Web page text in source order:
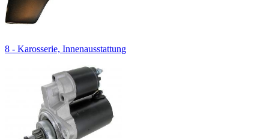
8 - Karosserie, Innenausstattung